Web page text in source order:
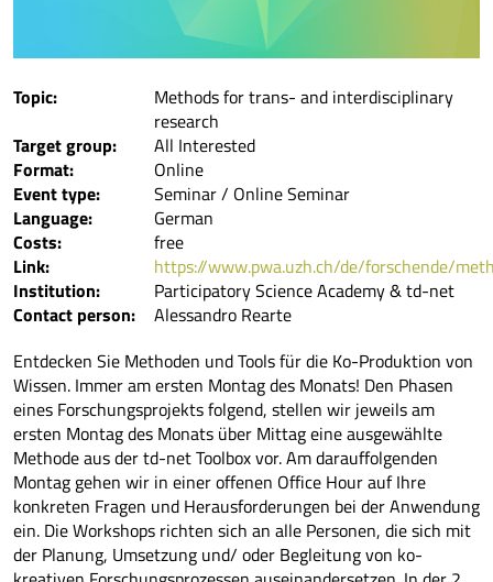
Topic:
Methods for trans- and interdisciplinary
research
Target group:
All Interested
Format:
Online
Event type:
Seminar / Online Seminar
Language:
German
Costs:
free
Link:
https://www.pwa.uzh.ch/de/forschende/
Institution:
Participatory Science Academy & td-net
Contact person:
Alessandro Rearte
Entdecken Sie Methoden und Tools für die Ko-Produktion von
Wissen. Immer am ersten Montag des Monats! Den Phasen
eines Forschungsprojekts folgend, stellen wir jeweils am
ersten Montag des Monats über Mittag eine ausgewählte
Methode aus der td-net Toolbox vor. Am darauffolgenden
Montag gehen wir in einer offenen Office Hour auf Ihre
konkreten Fragen und Herausforderungen bei der Anwendung
ein. Die Workshops richten sich an alle Personen, die sich mit
der Planung, Umsetzung und/ oder Begleitung von ko-